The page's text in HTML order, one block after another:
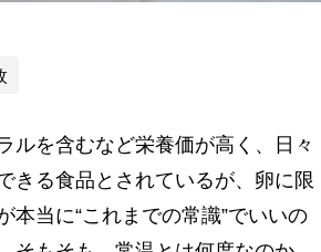
を含むなど栄養価が高く、日々
きる食品とされているが、卵に限
本当に“これまでの常識”でいいの